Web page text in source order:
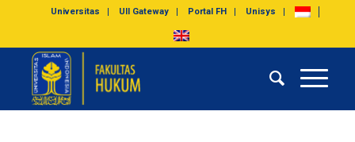
Universitas UII Gateway Portal FH Unisys